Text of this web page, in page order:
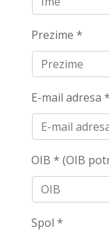
Prezime *
E-mail adresa *
OIB * (OIB
Spol *